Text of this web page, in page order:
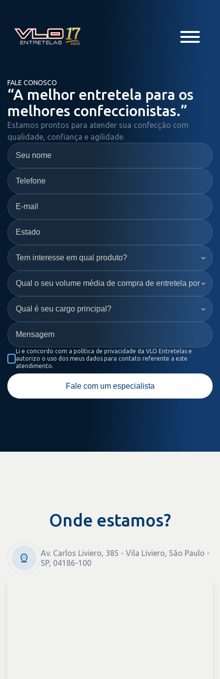
FALE CONOSCO
“A melhor entretela para os
melhores confeccionistas.”
Estamos prontos para atender sua confecção com
qualidade, confiança e agilidade.
Li e concordo com a política de privacidade da VLO Entretelas e
autorizo o uso dos meus dados para contato referente a este
atendimento.
Onde estamos?
Av. Carlos Liviero, 385 - Vila Liviero, São Paulo -
SP, 04186-100